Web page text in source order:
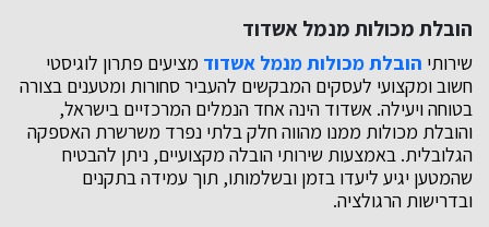
הובלת מכולות מנמל אשדוד
שירותי הובלת מכולות מנמל אשדוד מציעים פתרון לוגיסטי
חשוב ומקצועי לעסקים המבקשים להעביר סחורות ומטענים בצורה
בטוחה ויעילה. אשדוד הינה אחד הנמלים המרכזיים בישראל,
והובלת מכולות ממנו מהווה חלק בלתי נפרד משרשרת האספקה
הגלובלית. באמצעות שירותי הובלה מקצועיים, ניתן להבטיח
שהמטען יגיע ליעדו בזמן ובשלמותו, תוך עמידה בתקנים
ובדרישות הרגולציה.